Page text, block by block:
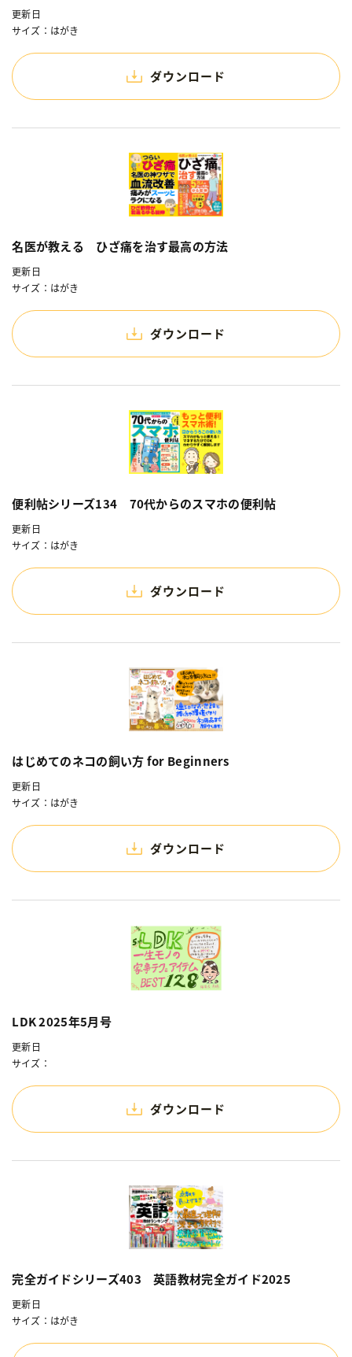
更新日
サイズ：はがき
ダウンロード
名医が教える ひざ痛を治す最高の方法
更新日
サイズ：はがき
ダウンロード
便利帖シリーズ134 70代からのスマホの便利帖
更新日
サイズ：はがき
ダウンロード
はじめてのネコの飼い方 for Beginners
更新日
サイズ：はがき
ダウンロード
LDK 2025年5月号
更新日
サイズ：
ダウンロード
完全ガイドシリーズ403 英語教材完全ガイド2025
更新日
サイズ：はがき